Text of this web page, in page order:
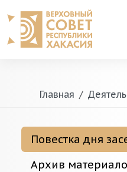
Главная
Повестка дня
Архив